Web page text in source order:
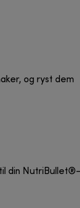
og ryst dem
din NutriBullet®-